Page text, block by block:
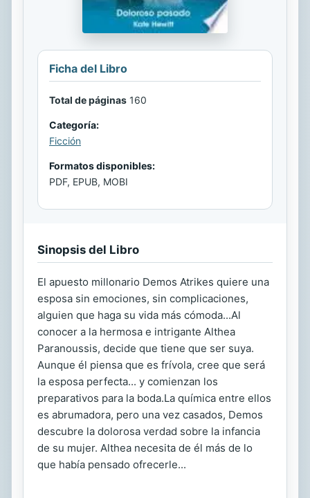
Ficha del Libro
Total de páginas 160
Categoría:
Ficción
Formatos disponibles:
PDF, EPUB, MOBI
Sinopsis del Libro
El apuesto millonario Demos Atrikes quiere una
esposa sin emociones, sin complicaciones,
alguien que haga su vida más cómoda...Al
conocer a la hermosa e intrigante Althea
Paranoussis, decide que tiene que ser suya.
Aunque él piensa que es frívola, cree que será
la esposa perfecta... y comienzan los
preparativos para la boda.La química entre ellos
es abrumadora, pero una vez casados, Demos
descubre la dolorosa verdad sobre la infancia
de su mujer. Althea necesita de él más de lo
que había pensado ofrecerle...